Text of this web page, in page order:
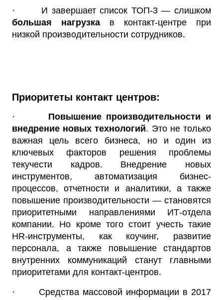
· И завершает список ТОП-3 — слишком
большая нагрузка в контакт-центре при
низкой производительности сотрудников.
Приоритеты контакт центров:
· Повышение производительности и
внедрение новых технологий. Это не только
важная цель всего бизнеса, но и один из
ключевых факторов решения проблемы
текучести кадров. Внедрение новых
инструментов, автоматизация бизнес-
процессов, отчетности и аналитики, а также
повышение производительности — становятся
приоритетными направлениями ИТ-отдела
компании. Но кроме того стоит учесть такие
HR-инструменты, как коучинг, развитие
персонала, а также повышение стандартов
внутренних коммуникаций станут главными
приоритетами для контакт-центров.
· Средства массовой информации в 2017